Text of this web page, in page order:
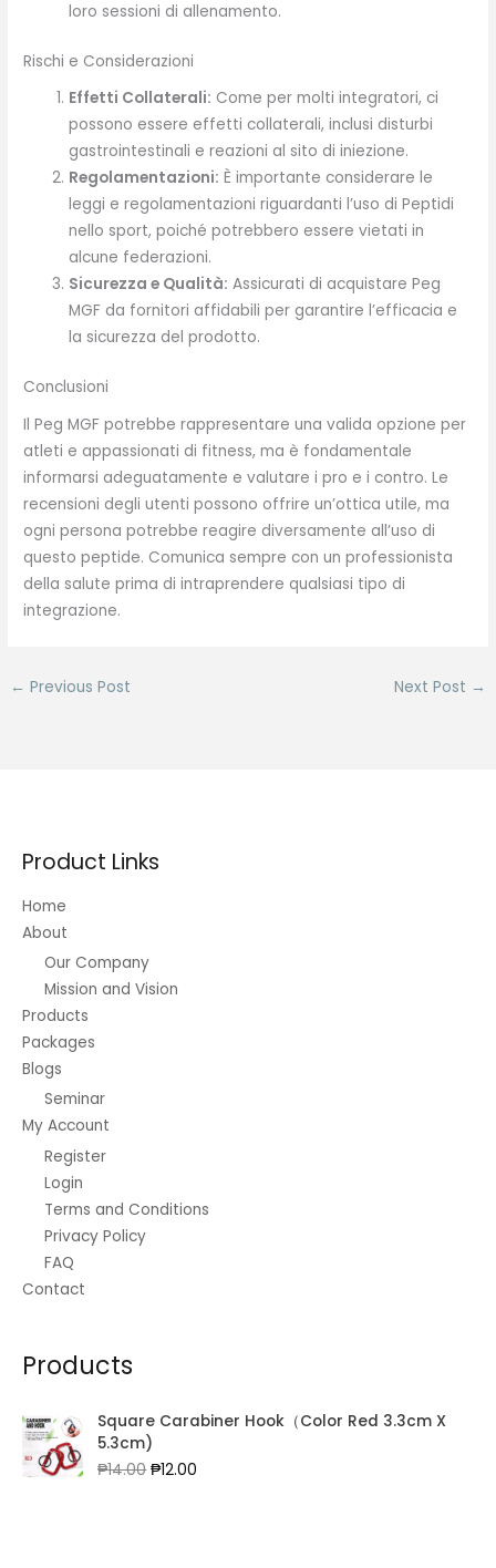
loro sessioni di allenamento.
Rischi e Considerazioni
Effetti Collaterali: Come per molti integratori, ci
possono essere effetti collaterali, inclusi disturbi
gastrointestinali e reazioni al sito di iniezione.
Regolamentazioni: È importante considerare le
leggi e regolamentazioni riguardanti l’uso di Peptidi
nello sport, poiché potrebbero essere vietati in
alcune federazioni.
Sicurezza e Qualità: Assicurati di acquistare Peg
MGF da fornitori affidabili per garantire l’efficacia e
la sicurezza del prodotto.
Conclusioni
Il Peg MGF potrebbe rappresentare una valida opzione per
atleti e appassionati di fitness, ma è fondamentale
informarsi adeguatamente e valutare i pro e i contro. Le
recensioni degli utenti possono offrire un’ottica utile, ma
ogni persona potrebbe reagire diversamente all’uso di
questo peptide. Comunica sempre con un professionista
della salute prima di intraprendere qualsiasi tipo di
integrazione.
← Previous Post Next Post →
Product Links
Home
About
Our Company
Mission and Vision
Products
Packages
Blogs
Seminar
My Account
Register
Login
Terms and Conditions
Privacy Policy
FAQ
Contact
Products
Square Carabiner Hook（Color Red 3.3cm X
5.3cm)
₱14.00Original
₱12.00